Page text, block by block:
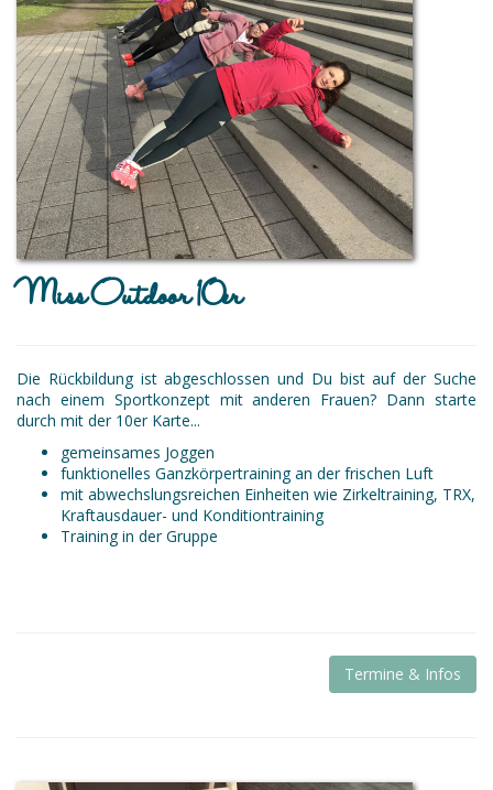
Miss Outdoor 10er
Die Rückbildung ist abgeschlossen und Du bist auf der Suche
nach einem Sportkonzept mit anderen Frauen? Dann starte
durch mit der 10er Karte...
gemeinsames Joggen
funktionelles Ganzkörpertraining an der frischen Luft
mit abwechslungsreichen Einheiten wie Zirkeltraining, TRX,
Kraftausdauer- und Konditiontraining
Training in der Gruppe
Termine & Infos